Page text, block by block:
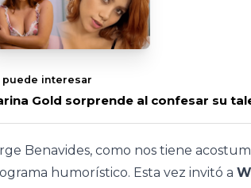
puede interesar
Gold sorprende al confesar su
Benavides, como nos tiene
humorístico. Esta vez invitó a